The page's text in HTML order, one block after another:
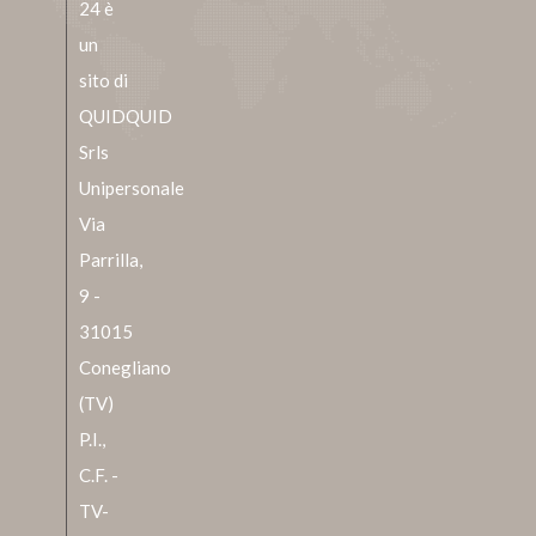
24 è
un
sito di
QUIDQUID
Srls
Unipersonale
Via
Parrilla,
9 -
31015
Conegliano
(TV)
P.I.,
C.F. -
TV-